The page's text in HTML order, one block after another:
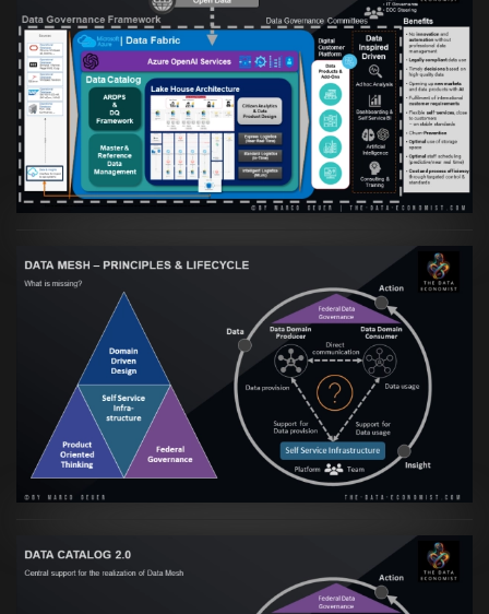
Artikel:Warum eine Data Governance
orientierte Data Fabric essenziell für
skalierbare qualitative Datenprodukte ist
VIEW
Artikel:Data Mesh Ökosysteme: Die
Transformation zur Data Inspired Human
Culture
VIEW